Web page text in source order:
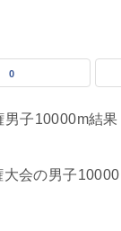
0
会の男子